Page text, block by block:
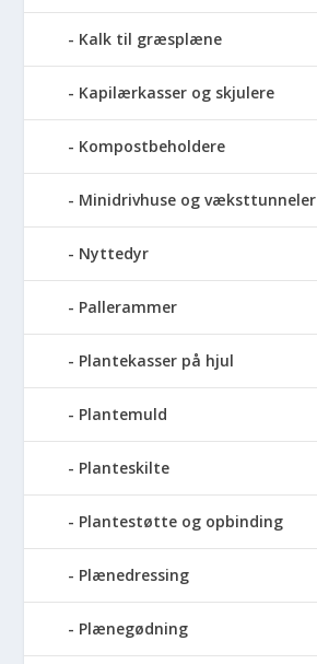
Kalk til græsplæne
Kapilærkasser og skjulere
Kompostbeholdere
Minidrivhuse og væksttunneler
Nyttedyr
Pallerammer
Plantekasser på hjul
Plantemuld
Planteskilte
Plantestøtte og opbinding
Plænedressing
Plænegødning